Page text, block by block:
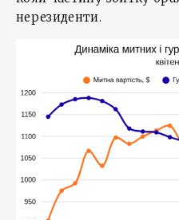
нерезиденти.